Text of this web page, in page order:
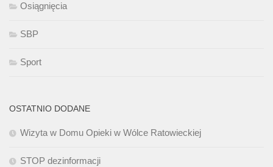
Osiągnięcia
SBP
Sport
OSTATNIO DODANE
Wizyta w Domu Opieki w Wólce Ratowieckiej
STOP dezinformacji